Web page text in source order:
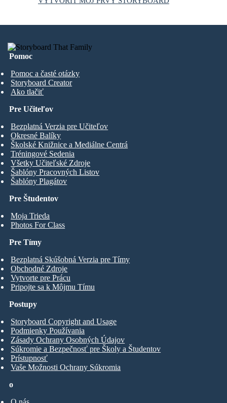
Pomoc
Pomoc a časté otázky
Storyboard Creator
Ako tlačiť
Pre Študentov
Moja Trieda
Photos For Class
Pre Učiteľov
Bezplatná Verzia pre Učiteľov
Okresné Balíky
Školské Knižnice a Mediálne Centrá
Tréningové Sedenia
Všetky Učiteľské Zdroje
Šablóny Pracovných Listov
Šablóny Plagátov
Pre Tímy
Bezplatná Skúšobná Verzia pre Tímy
Obchodné Zdroje
Vytvorte pre Prácu
Pripojte sa k Môjmu Tímu
o
Postupy
Storyboard Copyright and Usage
Podmienky Používania
Zásady Ochrany Osobných Údajov
Súkromie a Bezpečnosť pre Školy a Študentov
Prístupnosť
Vaše Možnosti Ochrany Súkromia